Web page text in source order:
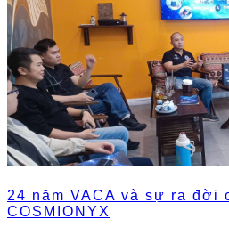
24 năm VACA và sự ra đời
COSMIONYX